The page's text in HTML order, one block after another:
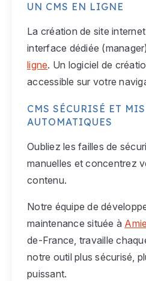
UN CMS EN LIGNE
La création de site
interface dédiée
ligne. Un logiciel de
accessible sur votre
CMS SÉCURISÉ ET
AUTOMATIQUES
Oubliez les failles de
manuelles et concentrez
contenu.
Notre équipe de
maintenance située à
de-France, travaille
notre outil plus sécurisé,
puissant.